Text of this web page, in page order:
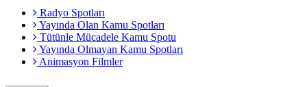
Radyo Spotları
Yayında Olan Kamu Spotları
Tütünle Mücadele Kamu Spotu
Yayında Olmayan Kamu Spotları
Animasyon Filmler